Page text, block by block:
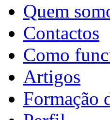
Quem
Contactos
Como
Artigos
Formação